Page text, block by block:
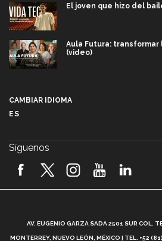
El joven que hizo del
Aula Futura:
(video)
2026! (video)
¿Cómo es el Modelo
CAMBIAR IDIOMA
ES
Síguenos
AV. EUGENIO GARZA SADA 2501 SUR COL.
MONTERREY, NUEVO LEÓN, MÉXICO | TEL. +52